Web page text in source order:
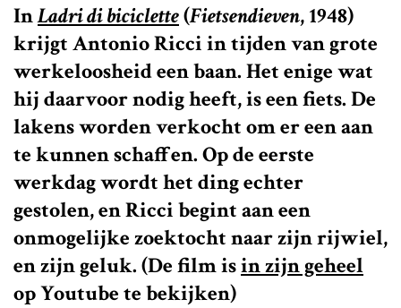
InLadri di biciclette(Fietsendieven, 1948)
krijgt Antonio Ricci in tijden van grote
werkeloosheid een baan. Het enige wat
hij daarvoor nodig heeft, is een fiets. De
lakens worden verkocht om er een aan
te kunnen schaffen. Op de eerste
werkdag wordt het ding echter
gestolen, en Ricci begint aan een
onmogelijke zoektocht naar zijn rijwiel,
en zijn geluk. (De film isin zijn geheel
op Youtube te bekijken)